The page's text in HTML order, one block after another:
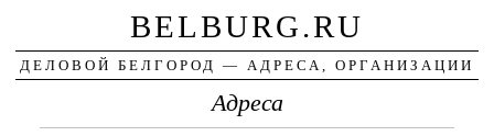
BELBURG.RU
ДЕЛОВОЙ БЕЛГОРОД — АДРЕСА, ОРГАНИЗАЦИИ
Адреса